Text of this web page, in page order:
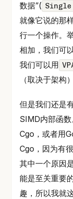
数据”(
就像它说的那
行一个操作。
相加，我们可
我们可以用
（取决于架构）
但是我们还是
SIMD内部函
Cgo，或者用
Cgo，因为有
其中一个原因
能是至关重要
趣，所以我就